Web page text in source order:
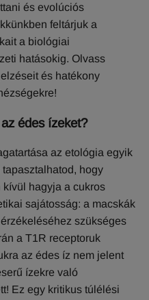
és evolúciós
feltárjuk a
a biológiai
hatásokig. Olvass
és hatékony
édes ízeket?
az etológia egyik
hogy
hagyja a cukros
sajátosság: a macskák
szükséges
a T1R receptoruk
az édes íz nem jelent
ízekre való
Ez egy kritikus túlélési